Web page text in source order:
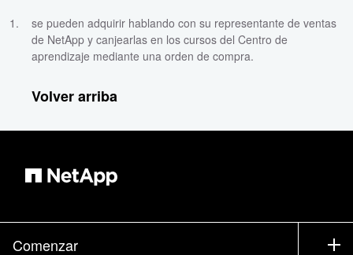
se pueden adquirir hablando con su representante de ventas
de NetApp y canjearlas en los cursos del Centro de
aprendizaje mediante una orden de compra.
Volver arriba
Comenzar